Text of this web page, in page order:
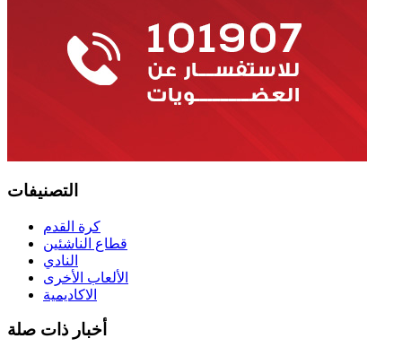
التصنيفات
كرة القدم
قطاع الناشئين
النادي
الألعاب الأخرى
الاكاديمية
أخبار ذات صلة